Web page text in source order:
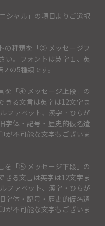
シャル」の項目よりご選択
の種類を「③ メッセージフ
い。フォントは英字１、英
の5種類です。
を「④ メッセージ上段」の
きる文言は英字は12文字ま
ファベット、漢字・ひらが
字体・記号・歴史的仮名遣
が不可能な文字もございま
を「⑤ メッセージ下段」の
きる文言は英字は12文字ま
ファベット、漢字・ひらが
字体・記号・歴史的仮名遣
が不可能な文字もございま